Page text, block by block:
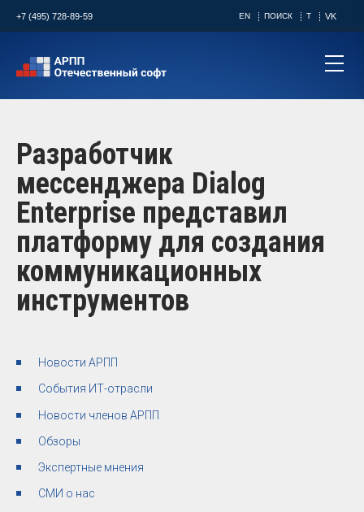
+7 (495) 728-89-59 EN ПОИСК T VK
Разработчик
мессенджера Dialog
Enterprise представил
платформу для создания
коммуникационных
инструментов
Новости АРПП
События ИТ-отрасли
Новости членов АРПП
Обзоры
Экспертные мнения
СМИ о нас